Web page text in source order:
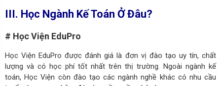
III. Học Ngành Kế Toán Ở Đâu?
# Học Viện EduPro
Học Viện EduPro được đánh giá là đơn vị đào tạo uy tín, chất
lượng và có học phí tốt nhất trên thị trường. Ngoài ngành kế
toán, Học Viện còn đào tạo các ngành nghề khác có nhu cầu